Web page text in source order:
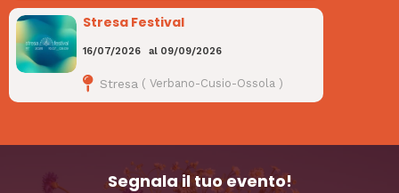
Stresa Festival
16/07/2026 al 09/09/2026
Stresa ( Verbano-Cusio-Ossola )
Segnala il tuo evento!